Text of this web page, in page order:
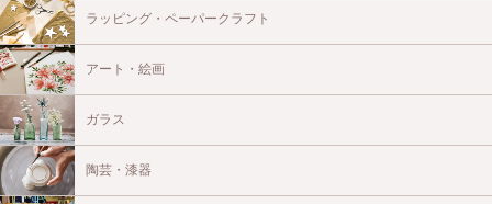
ラッピング・ペーパークラフト
アート・絵画
ガラス
陶芸・漆器